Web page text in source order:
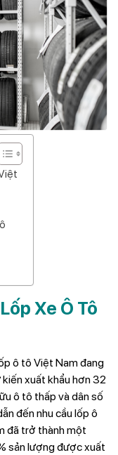
Xe Ô Tô
ô tô Việt Nam đang
xuất khẩu hơn 32
ô tô thấp và dân số
đến nhu cầu lốp ô
đã trở thành một
sản lượng được xuất